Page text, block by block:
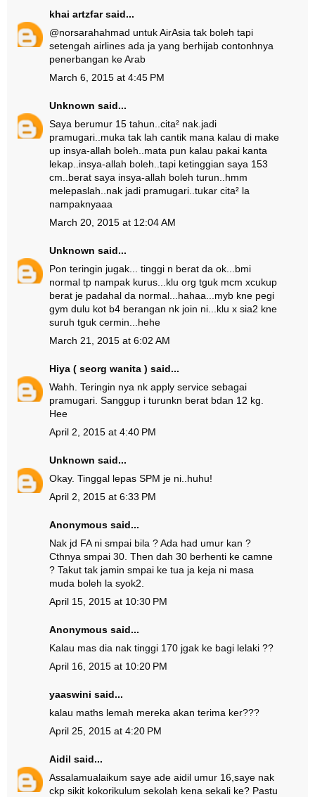
khai artzfarsaid...
@norsarahahmad untuk AirAsia tak boleh tapi
setengah airlines ada ja yang berhijab contonhnya
penerbangan ke Arab
March 6, 2015 at 4:45 PM
Unknown said...
Saya berumur 15 tahun..cita² nak.jadi
pramugari..muka tak lah cantik mana kalau di make
up insya-allah boleh..mata pun kalau pakai kanta
lekap..insya-allah boleh..tapi ketinggian saya 153
cm..berat saya insya-allah boleh turun..hmm
melepaslah..nak jadi pramugari..tukar cita² la
nampaknyaaa
March 20, 2015 at 12:04 AM
Unknown said...
Pon teringin jugak... tinggi n berat da ok...bmi
normal tp nampak kurus...klu org tguk mcm xcukup
berat je padahal da normal...hahaa...myb kne pegi
gym dulu kot b4 berangan nk join ni...klu x sia2 kne
suruh tguk cermin...hehe
March 21, 2015 at 6:02 AM
Hiya ( seorg wanita ) said...
Wahh. Teringin nya nk apply service sebagai
pramugari. Sanggup i turunkn berat bdan 12 kg.
Hee
April 2, 2015 at 4:40 PM
Unknown said...
Okay. Tinggal lepas SPM je ni..huhu!
April 2, 2015 at 6:33 PM
Anonymous said...
Nak jd FA ni smpai bila ? Ada had umur kan ?
Cthnya smpai 30. Then dah 30 berhenti ke camne
? Takut tak jamin smpai ke tua ja keja ni masa
muda boleh la syok2.
April 15, 2015 at 10:30 PM
Anonymous said...
Kalau mas dia nak tinggi 170 jgak ke bagi lelaki ??
April 16, 2015 at 10:20 PM
yaaswini said...
kalau maths lemah mereka akan terima ker???
April 25, 2015 at 4:20 PM
Aidil said...
Assalamualaikum saye ade aidil umur 16,saye nak
ckp sikit kokorikulum sekolah kena sekali ke? Pastu